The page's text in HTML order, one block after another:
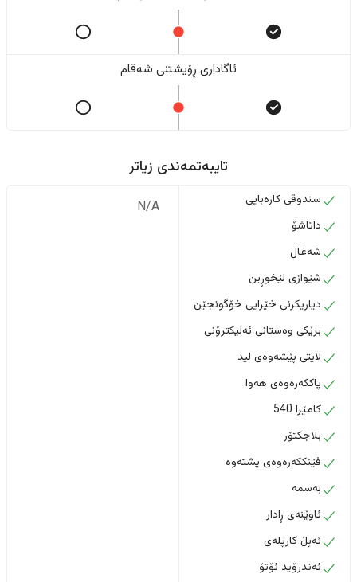
ئاگاداری ڕۆیشتنی شەقام
تایبەتمەندی زیاتر
سندوقی کارەبایی
داتاشۆ
شەغال
شێوازی لێخوڕین
دیاریکرنی خێرایی خۆگونجێن
برێکی وەستانی ئەلیکترۆنی
لایتی پێشەوەی لید
پاککەرەوەی هەوا
كامێرا 540
بلاجکتۆر
فێنککەرەوەی پشتەوە
بەسمە
ئاوێنەی ڕادار
ئەپڵ کارپلەی
ئەندرۆید ئۆتۆ
N/A